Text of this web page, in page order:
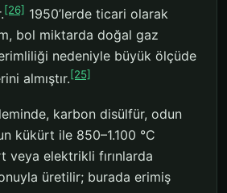
[26] 1950’lerde ticari olarak
bol miktarda doğal gaz
nedeniyle büyük ölçüde
almıştır.[25]
karbon disülfür, odun
kükürt ile 850–1.100 °C
veya elektrikli fırınlarda
üretilir; burada erimiş